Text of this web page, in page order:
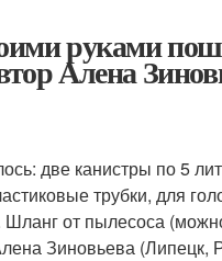
руками
Алена
две канистры по 5
трубки, для
от пылесоса
Зиновьева (Липецк,